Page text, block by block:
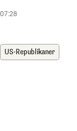
US-Republikaner